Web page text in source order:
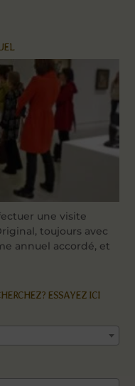
une visite
toujours avec
annuel accordé, et
ESSAYEZ ICI